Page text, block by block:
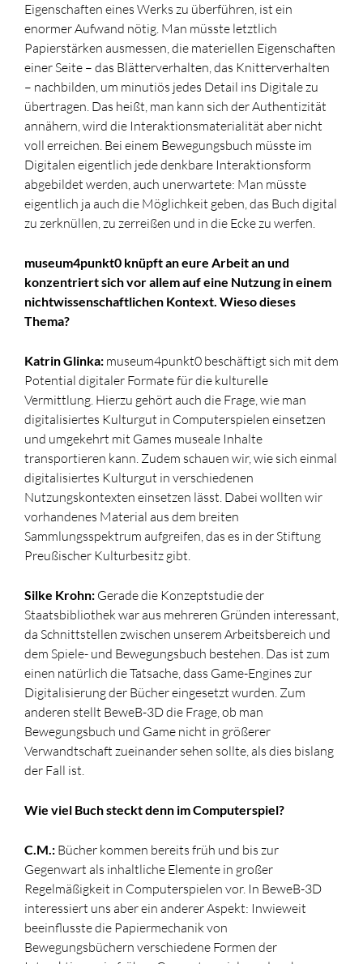
Eigenschaften eines Werks zu überführen, ist ein
enormer Aufwand nötig. Man müsste letztlich
Papierstärken ausmessen, die materiellen Eigenschaften
einer Seite – das Blätterverhalten, das Knitterverhalten
– nachbilden, um minutiös jedes Detail ins Digitale zu
übertragen. Das heißt, man kann sich der Authentizität
annähern, wird die Interaktionsmaterialität aber nicht
voll erreichen. Bei einem Bewegungsbuch müsste im
Digitalen eigentlich jede denkbare Interaktionsform
abgebildet werden, auch unerwartete: Man müsste
eigentlich ja auch die Möglichkeit geben, das Buch digital
zu zerknüllen, zu zerreißen und in die Ecke zu werfen.
museum4punkt0 knüpft an eure Arbeit an und
konzentriert sich vor allem auf eine Nutzung in einem
nichtwissenschaftlichen Kontext. Wieso dieses
Thema?
Katrin Glinka: museum4punkt0 beschäftigt sich mit dem
Potential digitaler Formate für die kulturelle
Vermittlung. Hierzu gehört auch die Frage, wie man
digitalisiertes Kulturgut in Computerspielen einsetzen
und umgekehrt mit Games museale Inhalte
transportieren kann. Zudem schauen wir, wie sich einmal
digitalisiertes Kulturgut in verschiedenen
Nutzungskontexten einsetzen lässt. Dabei wollten wir
vorhandenes Material aus dem breiten
Sammlungsspektrum aufgreifen, das es in der Stiftung
Preußischer Kulturbesitz gibt.
Silke Krohn: Gerade die Konzeptstudie der
Staatsbibliothek war aus mehreren Gründen interessant,
da Schnittstellen zwischen unserem Arbeitsbereich und
dem Spiele- und Bewegungsbuch bestehen. Das ist zum
einen natürlich die Tatsache, dass Game-Engines zur
Digitalisierung der Bücher eingesetzt wurden. Zum
anderen stellt BeweB-3D die Frage, ob man
Bewegungsbuch und Game nicht in größerer
Verwandtschaft zueinander sehen sollte, als dies bislang
der Fall ist.
Wie viel Buch steckt denn im Computerspiel?
C.M.: Bücher kommen bereits früh und bis zur
Gegenwart als inhaltliche Elemente in großer
Regelmäßigkeit in Computerspielen vor. In BeweB-3D
interessiert uns aber ein anderer Aspekt: Inwieweit
beeinflusste die Papiermechanik von
Bewegungsbüchern verschiedene Formen der